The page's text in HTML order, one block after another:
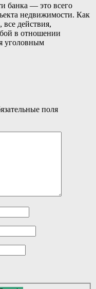
банка — это всего
недвижимости. Как
действия,
в отношении
уголовным
поля